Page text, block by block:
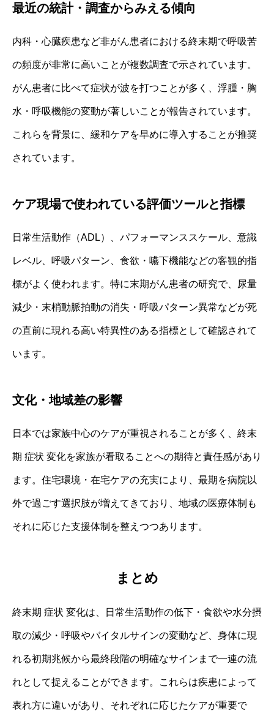
最近の統計・調査からみえる傾向
内科・心臓疾患など非がん患者における終末期で呼吸苦
の頻度が非常に高いことが複数調査で示されています。
がん患者に比べて症状が波を打つことが多く、浮腫・胸
水・呼吸機能の変動が著しいことが報告されています。
これらを背景に、緩和ケアを早めに導入することが推奨
されています。
ケア現場で使われている評価ツールと指標
日常生活動作（ADL）、パフォーマンススケール、意識
レベル、呼吸パターン、食欲・嚥下機能などの客観的指
標がよく使われます。特に末期がん患者の研究で、尿量
減少・末梢動脈拍動の消失・呼吸パターン異常などが死
の直前に現れる高い特異性のある指標として確認されて
います。
文化・地域差の影響
日本では家族中心のケアが重視されることが多く、終末
期 症状 変化を家族が看取ることへの期待と責任感があり
ます。住宅環境・在宅ケアの充実により、最期を病院以
外で過ごす選択肢が増えてきており、地域の医療体制も
それに応じた支援体制を整えつつあります。
まとめ
終末期 症状 変化は、日常生活動作の低下・食欲や水分摂
取の減少・呼吸やバイタルサインの変動など、身体に現
れる初期兆候から最終段階の明確なサインまで一連の流
れとして捉えることができます。これらは疾患によって
表れ方に違いがあり、それぞれに応じたケアが重要で